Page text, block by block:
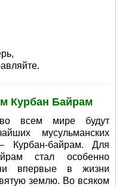
Курбан Байрам
всем мире будут
мусульманских
Курбан-байрам. Для
стал особенно
впервые в жизни
землю. Во всяком